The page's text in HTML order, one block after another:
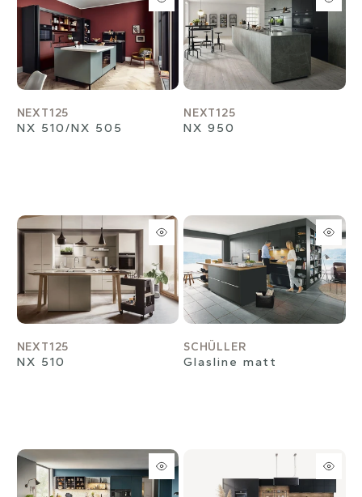
NEXT125
NX 510/NX 505
NEXT125
NX 950
NEXT125
NX 510
SCHÜLLER
Glasline matt